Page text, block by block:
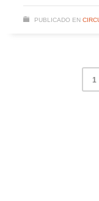
PUBLICADO EN
1